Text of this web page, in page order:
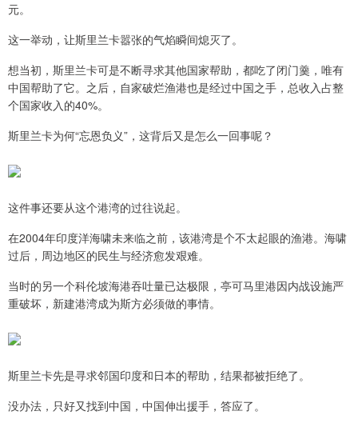
元。
这一举动，让斯里兰卡嚣张的气焰瞬间熄灭了。
想当初，斯里兰卡可是不断寻求其他国家帮助，都吃了闭门羹，唯有
中国帮助了它。之后，自家破烂渔港也是经过中国之手，总收入占整
个国家收入的40%。
斯里兰卡为何“忘恩负义”，这背后又是怎么一回事呢？
这件事还要从这个港湾的过往说起。
在2004年印度洋海啸未来临之前，该港湾是个不太起眼的渔港。海啸
过后，周边地区的民生与经济愈发艰难。
当时的另一个科伦坡海港吞吐量已达极限，亭可马里港因内战设施严
重破坏，新建港湾成为斯方必须做的事情。
斯里兰卡先是寻求邻国印度和日本的帮助，结果都被拒绝了。
没办法，只好又找到中国，中国伸出援手，答应了。